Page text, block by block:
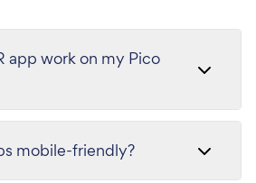
app work on my Pico
mobile-friendly?